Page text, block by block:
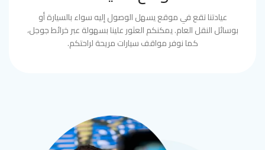
عيادتنا تقع في موقع يسهل الوصول إليه سواء بالسيارة أو
بوسائل النقل العام. يمكنكم العثور علينا بسهولة عبر خرائط جوجل،
كما نوفر مواقف سيارات مريحة لراحتكم.